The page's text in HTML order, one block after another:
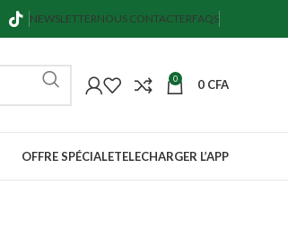
NEWSLETTERNOUS CONTACTERFAQS
0 0 CFA
OFFRE SPÉCIALETELECHARGER L’APP